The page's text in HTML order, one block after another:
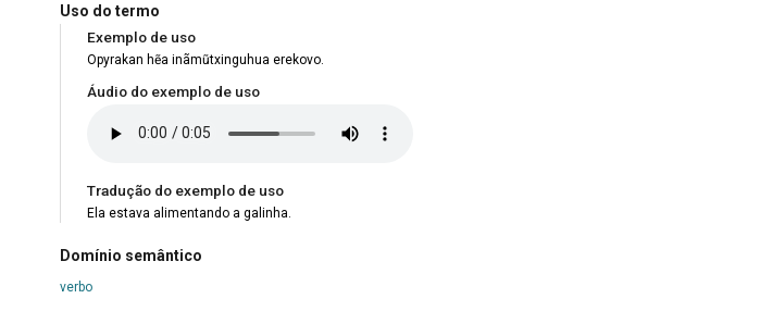
Uso do termo
Exemplo de uso
Opyrakan hẽa inãmũtxinguhua erekovo.
Áudio do exemplo de uso
Tradução do exemplo de uso
Ela estava alimentando a galinha.
Domínio semântico
verbo